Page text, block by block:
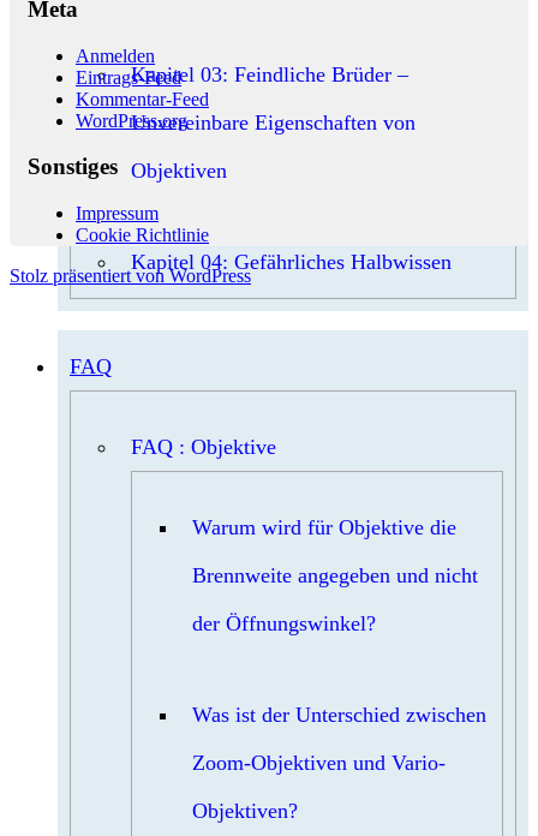
Kapitel 03: Feindliche Brüder –
Unvereinbare Eigenschaften von
Objektiven
Kapitel 04: Gefährliches Halbwissen
FAQ
FAQ : Objektive
Warum wird für Objektive die
Brennweite angegeben und nicht
der Öffnungswinkel?
Was ist der Unterschied zwischen
Zoom-Objektiven und Vario-
Objektiven?
Meta
Anmelden
Eintrags-Feed
Kommentar-Feed
WordPress.org
Sonstiges
Impressum
Cookie Richtlinie
Stolz präsentiert von WordPress